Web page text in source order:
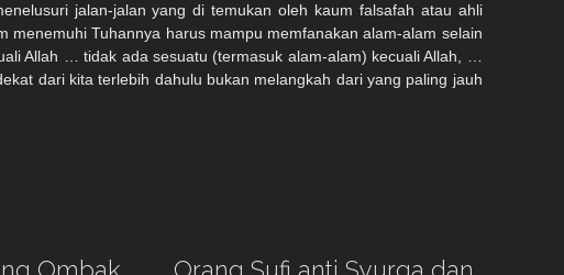
jalan-jalan yang di temukan oleh kaum falsafah atau ahli
Tuhannya harus mampu memfanakan alam-alam selain
Allah … tidak ada sesuatu (termasuk alam-alam) kecuali Allah, …
dari kita terlebih dahulu bukan melangkah dari yang paling jauh